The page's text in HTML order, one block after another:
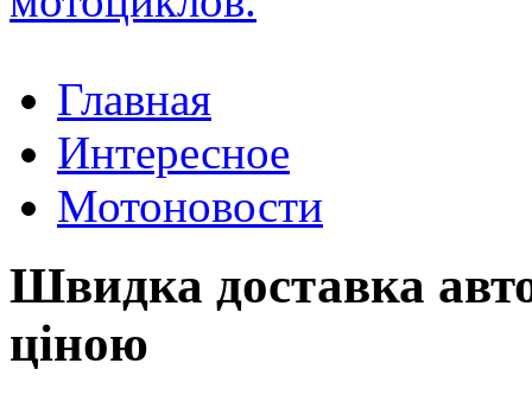
Главная
Интересное
Мотоновости
Швидка доставка
ціною